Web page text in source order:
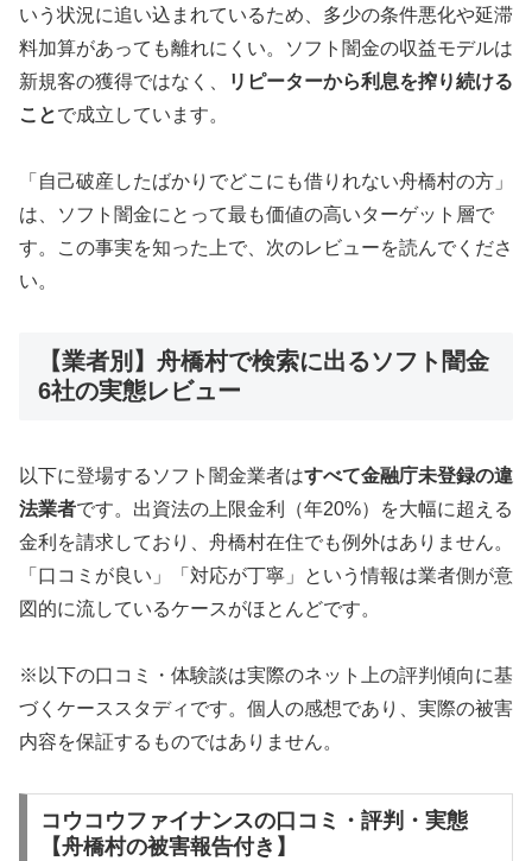
いう状況に追い込まれているため、多少の条件悪化や延滞
料加算があっても離れにくい。ソフト闇金の収益モデルは
新規客の獲得ではなく、
リピーターから利息を搾り続ける
ことで成立しています。
「自己破産したばかりでどこにも借りれない舟橋村の方」
は、ソフト闇金にとって最も価値の高いターゲット層で
す。この事実を知った上で、次のレビューを読んでくださ
い。
【業者別】舟橋村で検索に出るソフト闇金
6社の実態レビュー
以下に登場するソフト闇金業者はすべて金融庁未登録の違
法業者です。出資法の上限金利（年20%）を大幅に超える
金利を請求しており、舟橋村在住でも例外はありません。
「口コミが良い」「対応が丁寧」という情報は業者側が意
図的に流しているケースがほとんどです。
※以下の口コミ・体験談は実際のネット上の評判傾向に基
づくケーススタディです。個人の感想であり、実際の被害
内容を保証するものではありません。
コウコウファイナンスの口コミ・評判・実態
【舟橋村の被害報告付き】